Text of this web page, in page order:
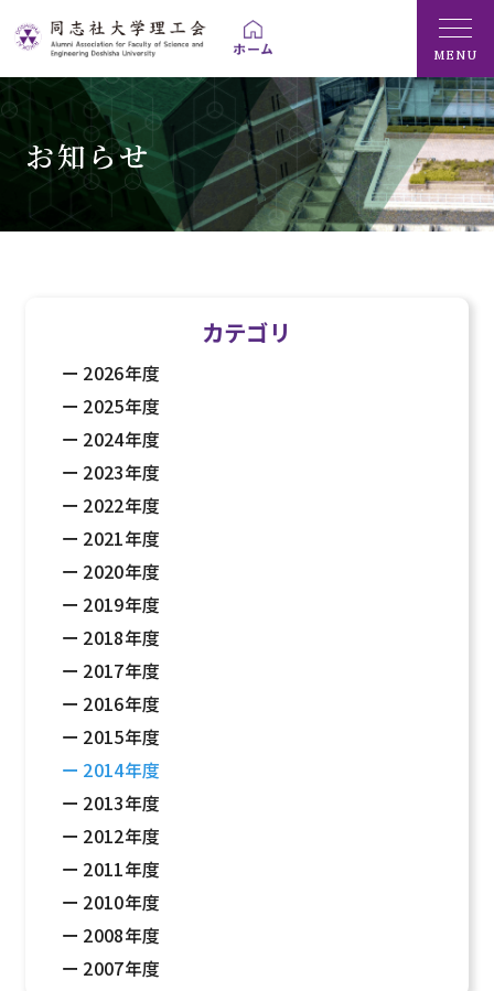
MENU
お知らせ
カテゴリ
2026年度
2025年度
2024年度
2023年度
2022年度
2021年度
2020年度
2019年度
2018年度
2017年度
2016年度
2015年度
2014年度
2013年度
2012年度
2011年度
2010年度
2008年度
2007年度